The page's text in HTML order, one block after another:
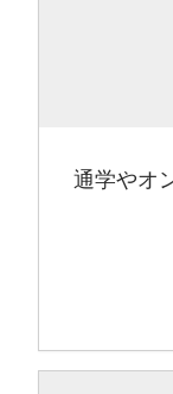
通学やオ